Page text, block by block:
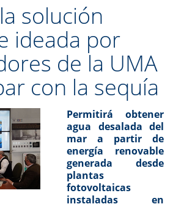
la solución
ideada por
de la UMA
con la sequía
Permitirá obtener
agua desalada del
mar a partir de
energía renovable
generada desde
plantas
fotovoltaicas
instaladas en